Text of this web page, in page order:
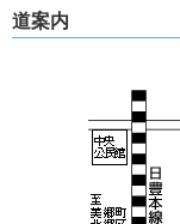
道案内